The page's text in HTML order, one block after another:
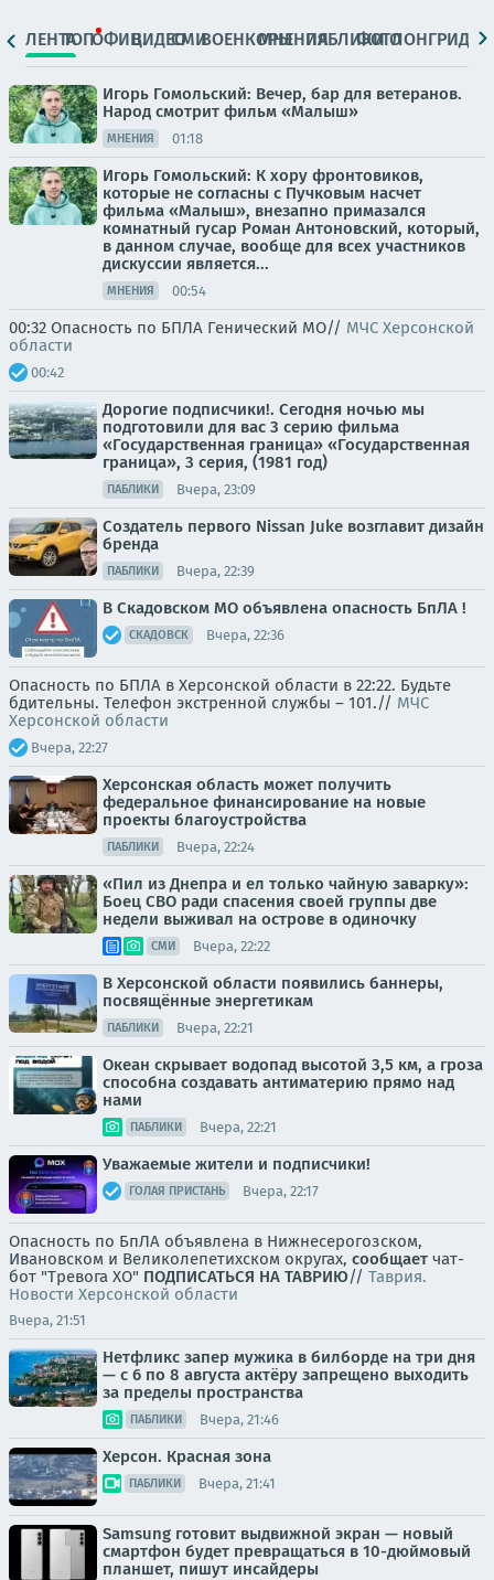
ЛЕНТАТОПОФИЦ.ВИДЕОСМИВОЕНКОРЫМНЕНИЯПАБЛИКИ
ФОТОЛОНГРИДЫ
Игорь Гомольский: Вечер, бар для ветеранов.
Народ смотрит фильм «Малыш»
МНЕНИЯ 01:18
Игорь Гомольский: К хору фронтовиков,
которые не согласны с Пучковым насчет
фильма «Малыш», внезапно примазался
комнатный гусар Роман Антоновский, который,
в данном случае, вообще для всех участников
дискуссии является...
МНЕНИЯ 00:54
00:32 Опасность по БПЛА Генический МО// МЧС Херсонской
области
00:42
Дорогие подписчики!. Сегодня ночью мы
подготовили для вас 3 серию фильма
«Государственная граница» «Государственная
граница», 3 серия, (1981 год)
ПАБЛИКИ Вчера, 23:09
Создатель первого Nissan Juke возглавит дизайн
бренда
ПАБЛИКИ Вчера, 22:39
В Скадовском МО объявлена опасность БпЛА !
СКАДОВСК Вчера, 22:36
Опасность по БПЛА в Херсонской области в 22:22. Будьте
бдительны. Телефон экстренной службы – 101.// МЧС
Херсонской области
Вчера, 22:27
Херсонская область может получить
федеральное финансирование на новые
проекты благоустройства
ПАБЛИКИ Вчера, 22:24
«Пил из Днепра и ел только чайную заварку»:
Боец СВО ради спасения своей группы две
недели выживал на острове в одиночку
СМИ Вчера, 22:22
В Херсонской области появились баннеры,
посвящённые энергетикам
ПАБЛИКИ Вчера, 22:21
Океан скрывает водопад высотой 3,5 км, а гроза
способна создавать антиматерию прямо над
нами
ПАБЛИКИ Вчера, 22:21
Уважаемые жители и подписчики!
ГОЛАЯ ПРИСТАНЬ Вчера, 22:17
Опасность по БпЛА объявлена в Нижнесерогозском,
Ивановском и Великолепетихском округах, сообщает чат-
бот "Тревога ХО" ПОДПИСАТЬСЯ НА ТАВРИЮ// Таврия.
Новости Херсонской области
Вчера, 21:51
Нетфликс запер мужика в билборде на три дня
— с 6 по 8 августа актёру запрещено выходить
за пределы пространства
ПАБЛИКИ Вчера, 21:46
Херсон. Красная зона
ПАБЛИКИ Вчера, 21:41
Samsung готовит выдвижной экран — новый
смартфон будет превращаться в 10-дюймовый
планшет, пишут инсайдеры